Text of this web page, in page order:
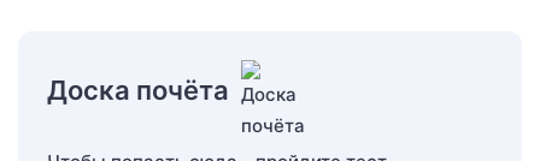
Доска почёта